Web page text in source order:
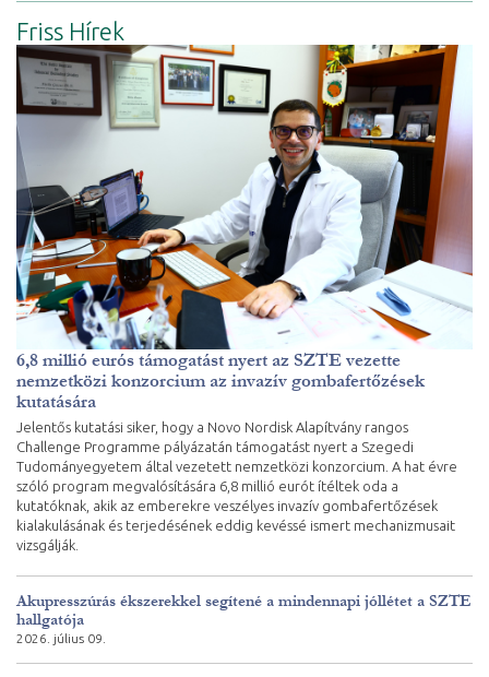
Friss Hírek
6,8 millió eurós támogatást nyert az SZTE vezette
nemzetközi konzorcium az invazív gombafertőzések
kutatására
Jelentős kutatási siker, hogy a Novo Nordisk Alapítvány rangos
Challenge Programme pályázatán támogatást nyert a Szegedi
Tudományegyetem által vezetett nemzetközi konzorcium. A hat évre
szóló program megvalósítására 6,8 millió eurót ítéltek oda a
kutatóknak, akik az emberekre veszélyes invazív gombafertőzések
kialakulásának és terjedésének eddig kevéssé ismert mechanizmusait
vizsgálják.
Akupresszúrás ékszerekkel segítené a mindennapi jóllétet a SZTE
hallgatója
2026. július 09.